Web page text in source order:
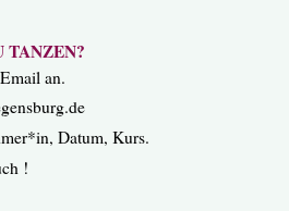
TANZEN?
an.
Datum, Kurs.
!